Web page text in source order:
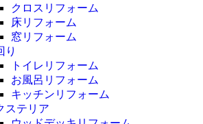
クロスリフォーム
床リフォーム
窓リフォーム
り
トイレリフォーム
お風呂リフォーム
キッチンリフォーム
ステリア